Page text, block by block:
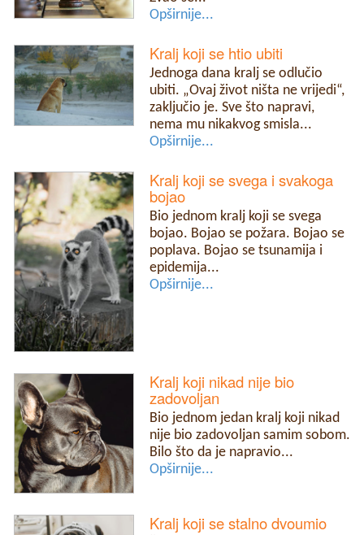
Opširnije...
Kralj koji se htio ubiti
Jednoga dana kralj se odlučio
ubiti. „Ovaj život ništa ne vrijedi“,
zaključio je. Sve što napravi,
nema mu nikakvog smisla...
Opširnije...
Kralj koji se svega i svakoga
bojao
Bio jednom kralj koji se svega
bojao. Bojao se požara. Bojao se
poplava. Bojao se tsunamija i
epidemija...
Opširnije...
Kralj koji nikad nije bio
zadovoljan
Bio jednom jedan kralj koji nikad
nije bio zadovoljan samim sobom.
Bilo što da je napravio...
Opširnije...
Kralj koji se stalno dvoumio